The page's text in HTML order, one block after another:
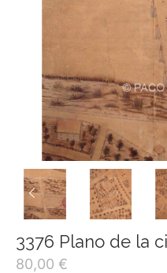
3376 Plano de la
80,00 €